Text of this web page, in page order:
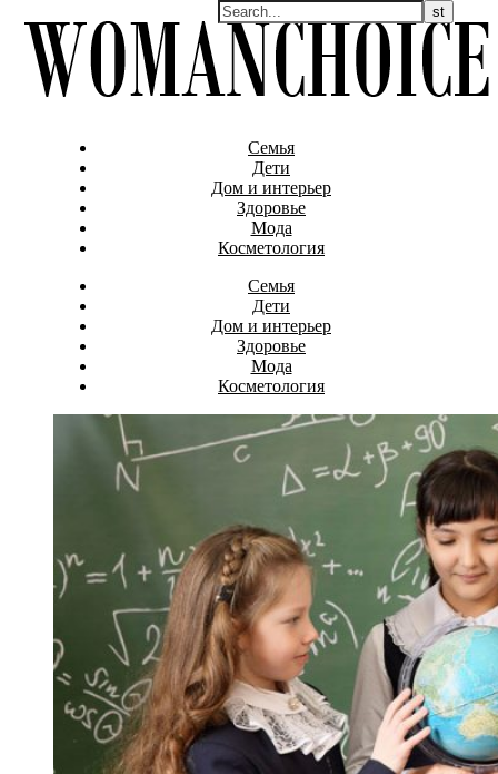
Семья
Дети
Дом и интерьер
Здоровье
Мода
Косметология
Семья
Дети
Дом и интерьер
Здоровье
Мода
Косметология